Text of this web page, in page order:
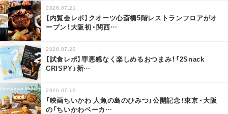
2026.07.21
【内覧会レポ】クオーツ心斎橋5階レストランフロアがオ
ープン！大阪初・関西…
2026.07.20
【試食レポ】罪悪感なく楽しめるおつまみ！「2Snack
CRISPY」新…
2026.07.19
「映画ちいかわ 人魚の島のひみつ」公開記念！東京・大阪
の「ちいかわベーカ…